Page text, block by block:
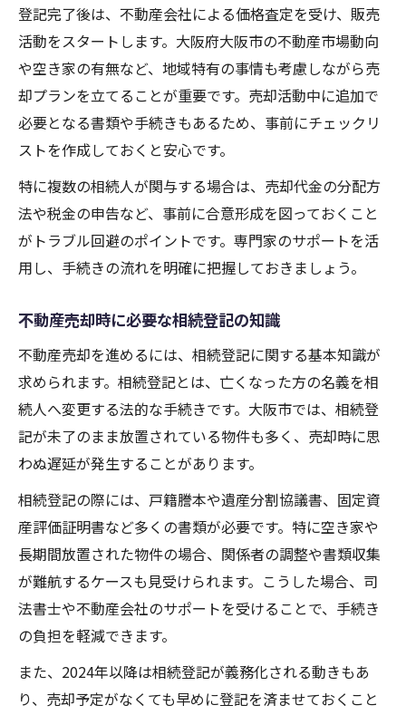
登記完了後は、不動産会社による価格査定を受け、販売
活動をスタートします。大阪府大阪市の不動産市場動向
や空き家の有無など、地域特有の事情も考慮しながら売
却プランを立てることが重要です。売却活動中に追加で
必要となる書類や手続きもあるため、事前にチェックリ
ストを作成しておくと安心です。
特に複数の相続人が関与する場合は、売却代金の分配方
法や税金の申告など、事前に合意形成を図っておくこと
がトラブル回避のポイントです。専門家のサポートを活
用し、手続きの流れを明確に把握しておきましょう。
不動産売却時に必要な相続登記の知識
不動産売却を進めるには、相続登記に関する基本知識が
求められます。相続登記とは、亡くなった方の名義を相
続人へ変更する法的な手続きです。大阪市では、相続登
記が未了のまま放置されている物件も多く、売却時に思
わぬ遅延が発生することがあります。
相続登記の際には、戸籍謄本や遺産分割協議書、固定資
産評価証明書など多くの書類が必要です。特に空き家や
長期間放置された物件の場合、関係者の調整や書類収集
が難航するケースも見受けられます。こうした場合、司
法書士や不動産会社のサポートを受けることで、手続き
の負担を軽減できます。
また、2024年以降は相続登記が義務化される動きもあ
り、売却予定がなくても早めに登記を済ませておくこと